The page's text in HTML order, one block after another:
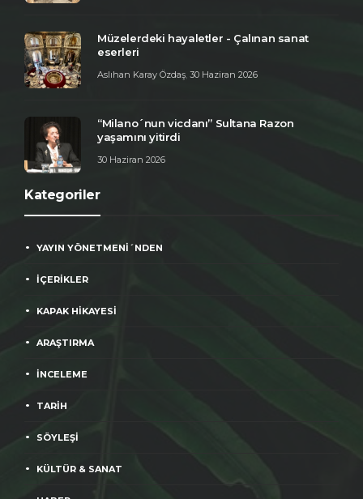
Müzelerdeki hayaletler - Çalınan sanat
eserleri
Aslıhan Karay Özdaş 30 Haziran 2026
“Milano´nun vicdanı” Sultana Razon
yaşamını yitirdi
30 Haziran 2026
Kategoriler
YAYIN YÖNETMENİ´NDEN
İÇERİKLER
KAPAK HİKAYESİ
ARAŞTIRMA
İNCELEME
TARİH
SÖYLEŞİ
KÜLTÜR & SANAT